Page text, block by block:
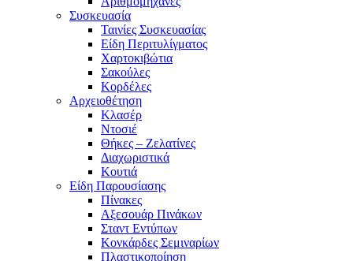
Συσκευασία
Ταινίες Συσκευασίας
Είδη Περιτυλίγματος
Χαρτοκιβώτια
Σακούλες
Κορδέλες
Αρχειοθέτηση
Κλασέρ
Ντοσιέ
Θήκες – Ζελατίνες
Διαχωριστικά
Κουτιά
Είδη Παρουσίασης
Πίνακες
Αξεσουάρ Πινάκων
Σταντ Εντύπων
Κονκάρδες Σεμιναρίων
Πλαστικοποίηση